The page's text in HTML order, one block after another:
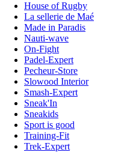
House of Rugby
La sellerie de Maé
Made in Paradis
Nauti-wave
On-Fight
Padel-Expert
Pecheur-Store
Slowood Interior
Smash-Expert
Sneak'In
Sneakids
Sport is good
Training-Fit
Trek-Expert